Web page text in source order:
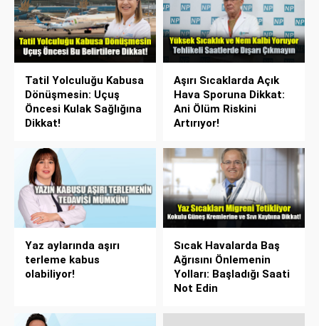
Tatil Yolculuğu Kabusa
Dönüşmesin: Uçuş
Öncesi Kulak Sağlığına
Dikkat!
Aşırı Sıcaklarda Açık
Hava Sporuna Dikkat:
Ani Ölüm Riskini
Artırıyor!
Yaz aylarında aşırı
terleme kabus
olabiliyor!
Sıcak Havalarda Baş
Ağrısını Önlemenin
Yolları: Başladığı Saati
Not Edin